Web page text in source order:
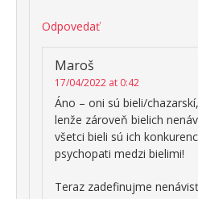
Odpovedať
Maroš
17/04/2022 at 0:42
Áno – oni sú bieli/
lenže zároveň bielich
všetci bieli sú ich
psychopati medzi bielimi!
Teraz zadefinujme